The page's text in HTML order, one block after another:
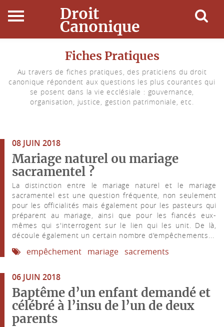
Droit
Canonique
Droit Canonique
Ressources
Connexion
Fiches Pratiques
Au travers de fiches pratiques, des praticiens du droit
canonique répondent aux questions les plus courantes qui
se posent dans la vie ecclésiale : gouvernance,
organisation, justice, gestion patrimoniale, etc.
08 JUIN 2018
Mariage naturel ou mariage
sacramentel ?
La distinction entre le mariage naturel et le mariage
sacramentel est une question fréquente, non seulement
pour les officialités mais également pour les pasteurs qui
préparent au mariage, ainsi que pour les fiancés eux-
mêmes qui s'interrogent sur le lien qui les unit. De là,
découle également un certain nombre d'empêchements...
empêchement mariage sacrements
06 JUIN 2018
Baptême d’un enfant demandé et
célébré à l’insu de l’un de deux
parents